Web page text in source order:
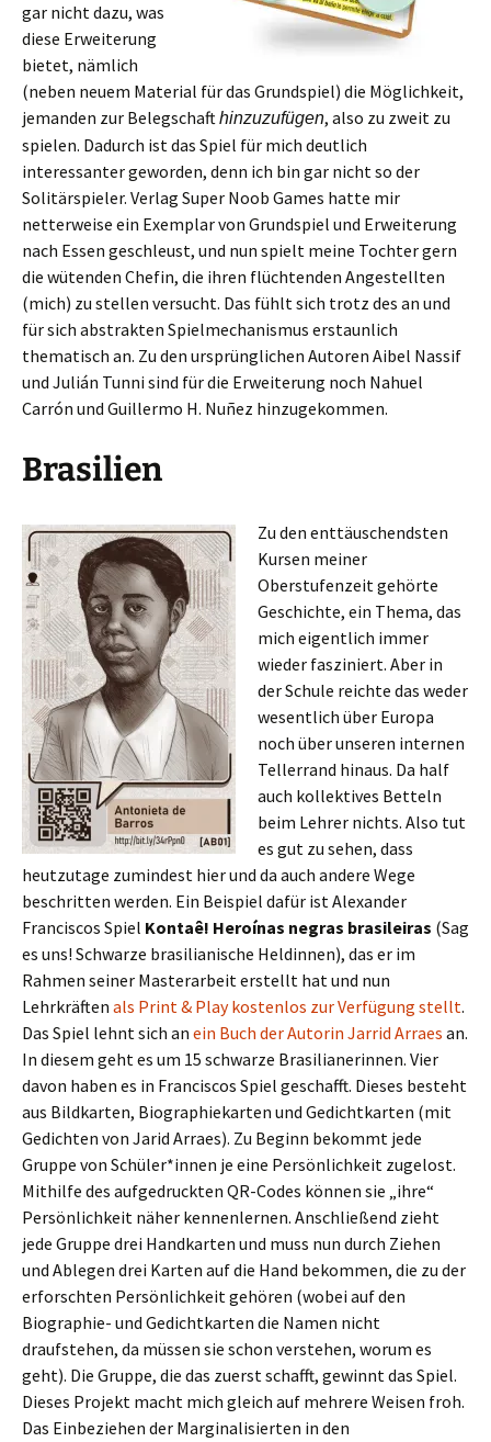
gar nicht dazu, was
diese Erweiterung
bietet, nämlich
(neben neuem Material für das Grundspiel) die Möglichkeit,
jemanden zur Belegschafthinzuzufügen, also zu zweit zu
spielen. Dadurch ist das Spiel für mich deutlich
interessanter geworden, denn ich bin gar nicht so der
Solitärspieler. Verlag Super Noob Games hatte mir
netterweise ein Exemplar von Grundspiel und Erweiterung
nach Essen geschleust, und nun spielt meine Tochter gern
die wütenden Chefin, die ihren flüchtenden Angestellten
(mich) zu stellen versucht. Das fühlt sich trotz des an und
für sich abstrakten Spielmechanismus erstaunlich
thematisch an. Zu den ursprünglichen Autoren Aibel Nassif
und Julián Tunni sind für die Erweiterung noch Nahuel
Carrón und Guillermo H. Nuñez hinzugekommen.
Brasilien
Zu den enttäuschendsten
Kursen meiner
Oberstufenzeit gehörte
Geschichte, ein Thema, das
mich eigentlich immer
wieder fasziniert. Aber in
der Schule reichte das weder
wesentlich über Europa
noch über unseren internen
Tellerrand hinaus. Da half
auch kollektives Betteln
beim Lehrer nichts. Also tut
es gut zu sehen, dass
heutzutage zumindest hier und da auch andere Wege
beschritten werden. Ein Beispiel dafür ist Alexander
Franciscos Spiel Kontaê! Heroínas negras brasileiras (Sag
es uns! Schwarze brasilianische Heldinnen), das er im
Rahmen seiner Masterarbeit erstellt hat und nun
Lehrkräften als Print & Play kostenlos zur Verfügung stellt.
Das Spiel lehnt sich an ein Buch derAutorin Jarrid Arraes an.
In diesem geht es um 15 schwarze Brasilianerinnen. Vier
davon haben es in Franciscos Spiel geschafft. Dieses besteht
aus Bildkarten, Biographiekarten und Gedichtkarten (mit
Gedichten von Jarid Arraes). Zu Beginn bekommt jede
Gruppe von Schüler*innen je eine Persönlichkeit zugelost.
Mithilfe des aufgedruckten QR-Codes können sie „ihre“
Persönlichkeit näher kennenlernen. Anschließend zieht
jede Gruppe drei Handkarten und muss nun durch Ziehen
und Ablegen drei Karten auf die Hand bekommen, die zu der
erforschten Persönlichkeit gehören (wobei auf den
Biographie- und Gedichtkarten die Namen nicht
draufstehen, da müssen sie schon verstehen, worum es
geht). Die Gruppe, die das zuerst schafft, gewinnt das Spiel.
Dieses Projekt macht mich gleich auf mehrere Weisen froh.
Das Einbeziehen der Marginalisierten in den